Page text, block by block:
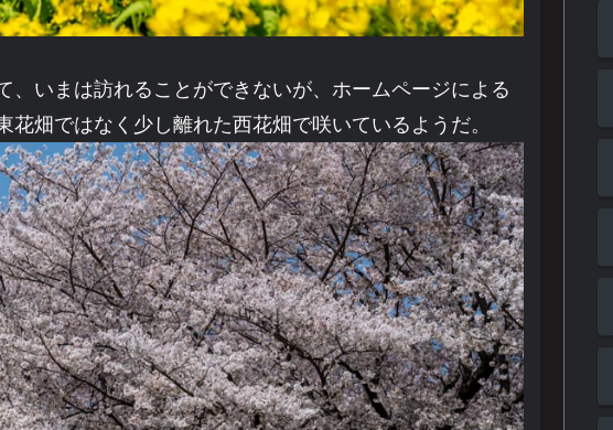
いまは訪れることができないが、ホームページによる
畑ではなく少し離れた西花畑で咲いているようだ。